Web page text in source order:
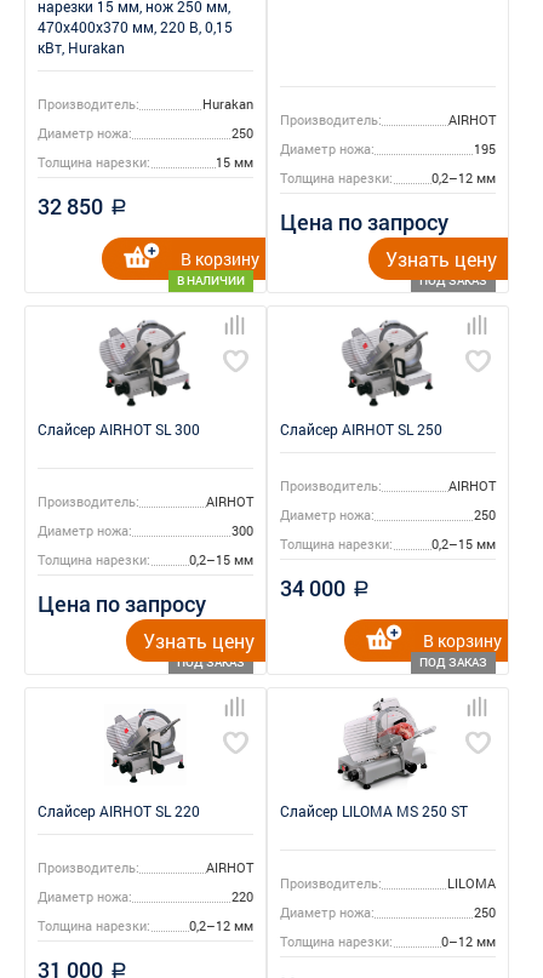
нарезки 15 мм, нож 250 мм,
470x400x370 мм, 220 В, 0,15
кВт, Hurakan
Производитель:
Hurakan
Диаметр ножа:
250
Толщина нарезки:
15 мм
32 850 a
В НАЛИЧИИ
В корзину
Производитель:
AIRHOT
Диаметр ножа:
195
Толщина нарезки:
0,2–12 мм
Цена по запросу
ПОД ЗАКАЗ
Узнать цену
Слайсер AIRHOT SL 300
Производитель:
AIRHOT
Диаметр ножа:
300
Толщина нарезки:
0,2–15 мм
Цена по запросу
ПОД ЗАКАЗ
Узнать цену
Слайсер AIRHOT SL 250
Производитель:
AIRHOT
Диаметр ножа:
250
Толщина нарезки:
0,2–15 мм
34 000 a
ПОД ЗАКАЗ
В корзину
Слайсер AIRHOT SL 220
Производитель:
AIRHOT
Диаметр ножа:
220
Толщина нарезки:
0,2–12 мм
31 000 a
Слайсер LILOMA MS 250 ST
Производитель:
LILOMA
Диаметр ножа:
250
Толщина нарезки:
0–12 мм